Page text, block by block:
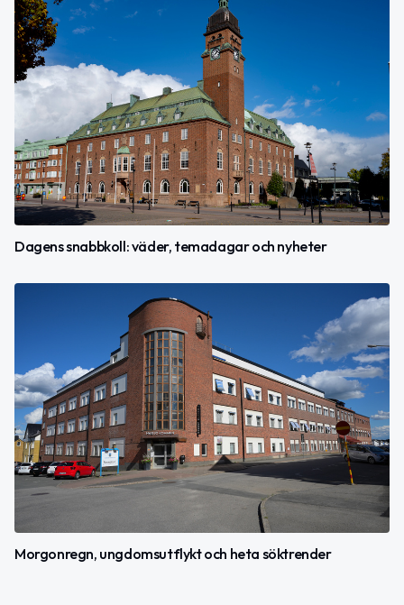
Dagens snabbkoll: väder, temadagar och nyheter
Morgonregn, ungdomsutflykt och heta söktrender